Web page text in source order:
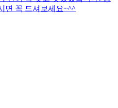
면 꼭 드셔보세요~^^